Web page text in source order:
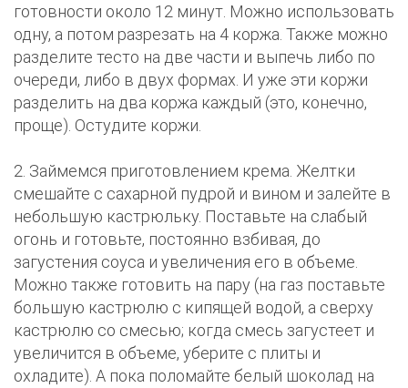
готовности около 12 минут. Можно использовать
одну, а потом разрезать на 4 коржа. Также можно
разделите тесто на две части и выпечь либо по
очереди, либо в двух формах. И уже эти коржи
разделить на два коржа каждый (это, конечно,
проще). Остудите коржи.
2. Займемся приготовлением крема. Желтки
смешайте с сахарной пудрой и вином и залейте в
небольшую кастрюльку. Поставьте на слабый
огонь и готовьте, постоянно взбивая, до
загустения соуса и увеличения его в объеме.
Можно также готовить на пару (на газ поставьте
большую кастрюлю с кипящей водой, а сверху
кастрюлю со смесью; когда смесь загустеет и
увеличится в объеме, уберите с плиты и
охладите). А пока поломайте белый шоколад на